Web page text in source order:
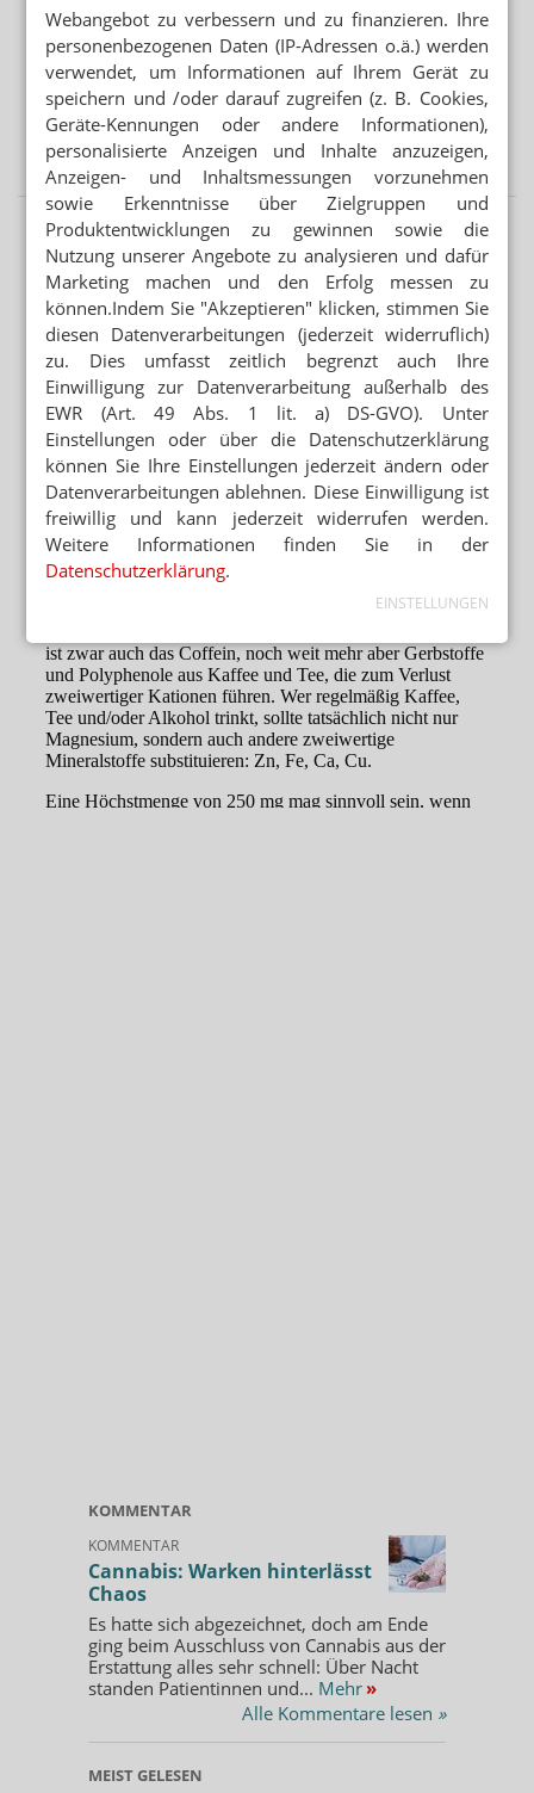
Webangebot zu verbessern und zu finanzieren. Ihre
personenbezogenen Daten (IP-Adressen o.ä.) werden
verwendet, um Informationen auf Ihrem Gerät zu
speichern und /oder darauf zugreifen (z. B. Cookies,
Geräte-Kennungen oder andere Informationen),
personalisierte Anzeigen und Inhalte anzuzeigen,
Anzeigen- und Inhaltsmessungen vorzunehmen
sowie Erkenntnisse über Zielgruppen und
Produktentwicklungen zu gewinnen sowie die
Nutzung unserer Angebote zu analysieren und dafür
Marketing machen und den Erfolg messen zu
können.Indem Sie "Akzeptieren" klicken, stimmen Sie
diesen Datenverarbeitungen (jederzeit widerruflich)
zu. Dies umfasst zeitlich begrenzt auch Ihre
Einwilligung zur Datenverarbeitung außerhalb des
EWR (Art. 49 Abs. 1 lit. a) DS-GVO). Unter
Einstellungen oder über die Datenschutzerklärung
können Sie Ihre Einstellungen jederzeit ändern oder
Datenverarbeitungen ablehnen. Diese Einwilligung ist
freiwillig und kann jederzeit widerrufen werden.
Weitere Informationen finden Sie in der
Datenschutzerklärung.
EINSTELLUNGEN
Wieder Vitamin-D-Vergiftung bei Säugling
BEISSENDE SPINNENTIER-LARVEN
Juckender Ausschlag: FAQ zu Herbstgrasmilben
SONNENBRANDTIMER UND UV-INDEX
Hautkrebs: Prävention per App
KOMMENTAR
KOMMENTAR
Cannabis: Warken hinterlässt
Chaos
Es hatte sich abgezeichnet, doch am Ende
ging beim Ausschluss von Cannabis aus der
Erstattung alles sehr schnell: Über Nacht
standen Patientinnen und... Mehr »
Alle Kommentare lesen »
MEIST GELESEN